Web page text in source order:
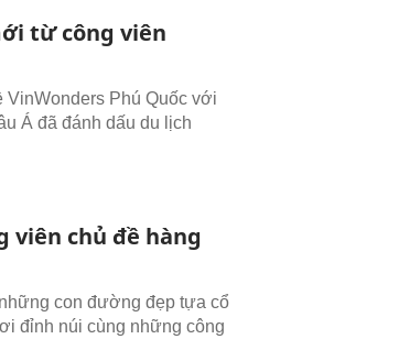
từ công viên
VinWonders Phú Quốc với
Á đã đánh dấu du lịch
viên chủ đề hàng
con đường đẹp tựa cổ
đỉnh núi cùng những công